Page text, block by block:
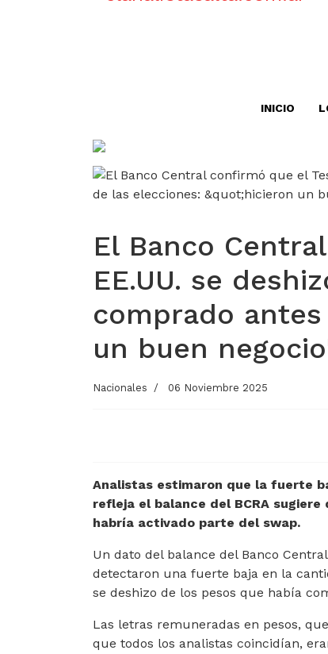
INICIO
El Banco
EE.UU. se
comprado
un buen
Nacionales 06 Noviembre 2025
Analistas estimaron que la fuerte
refleja el balance del BCRA
habría activado parte del swap.
Un dato del balance del Banco
detectaron una fuerte baja en la
se deshizo de los pesos que había
Las letras remuneradas en pesos,
que todos los analistas coincidían,